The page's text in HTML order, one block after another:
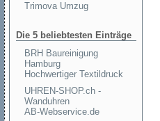
Trimova Umzug
Die 5 beliebtesten Einträge
BRH Baureinigung
Hamburg
Hochwertiger Textildruck
UHREN-SHOP.ch -
Wanduhren
AB-Webservice.de